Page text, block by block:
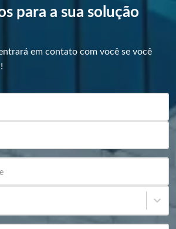
para a sua solução
em contato com você se você